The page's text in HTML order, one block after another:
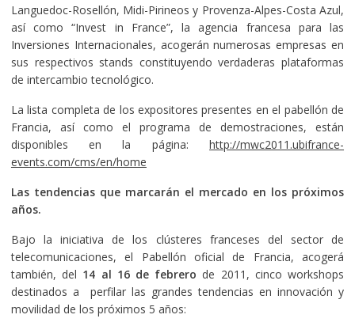
Languedoc-Rosellón, Midi-Pirineos y Provenza-Alpes-Costa Azul,
así como “Invest in France”, la agencia francesa para las
Inversiones Internacionales, acogerán numerosas empresas en
sus respectivos stands constituyendo verdaderas plataformas
de intercambio tecnológico.
La lista completa de los expositores presentes en el pabellón de
Francia, así como el programa de demostraciones, están
disponibles en la página:http://mwc2011.ubifrance-
events.com/cms/en/home
Las tendencias que marcarán el mercado en los próximos
años.
Bajo la iniciativa de los clústeres franceses del sector de
telecomunicaciones, el Pabellón oficial de Francia, acogerá
también, del 14 al 16 de febrero de 2011, cinco workshops
destinados a perfilar las grandes tendencias en innovación y
movilidad de los próximos 5 años: